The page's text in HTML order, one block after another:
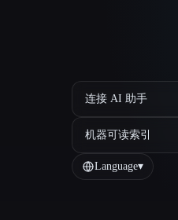
连接 AI 助手
机器可读索引
Language▾